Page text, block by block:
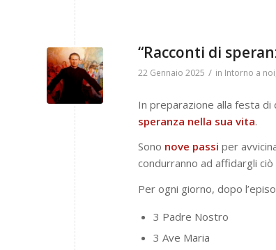
“Racconti di
22 Gennaio 2025 / in Intorno a noi
In preparazione alla festa
speranza nella sua vita.
Sono nove passi per
condurranno ad affidargli
Per ogni giorno, dopo
3 Padre Nostro
3 Ave Maria